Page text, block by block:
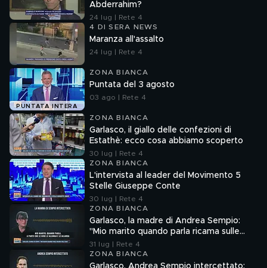
Abderrahim?
24 lug | Rete 4
4 DI SERA NEWS
Maranza all'assalto
24 lug | Rete 4
PUNTATA INTERA
ZONA BIANCA
Puntata del 3 agosto
03 ago | Rete 4
ZONA BIANCA
Garlasco, il giallo delle confezioni di
Estathè: ecco cosa abbiamo scoperto
30 lug | Rete 4
ZONA BIANCA
L'intervista al leader del Movimento 5
Stelle Giuseppe Conte
30 lug | Rete 4
ZONA BIANCA
Garlasco, la madre di Andrea Sempio:
"Mio marito quando parla ricama sulle
cose"
31 lug | Rete 4
ZONA BIANCA
Garlasco, Andrea Sempio intercettato: